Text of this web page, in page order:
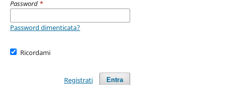
Password *
Password dimenticata?
Ricordami
Entra
Registrati